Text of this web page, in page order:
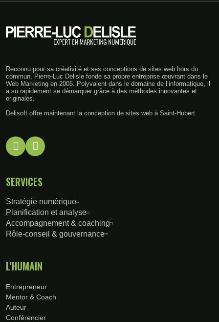
Reconnu pour sa créativité et ses conceptions de sites web hors du
commun, Pierre-Luc Delisle fonde sa propre entreprise œuvrant dans le
Web Marketing en 2005. Polyvalent dans le domaine de l’informatique, il
a su rapidement se démarquer grâce à des méthodes innovantes et
originales.
Delisoft offre maintenant la conception de sites web à Saint-Hubert.
SERVICES
Stratégie numérique
Planification et analyse
Accompagnement & coaching
Rôle-conseil & gouvernance
L'HUMAIN
Entrepreneur
Mentor & Coach
Auteur
Conférencier